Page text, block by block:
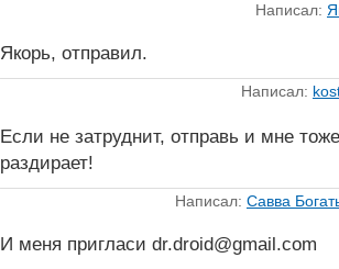
Написал:
Якорь, отправил.
Написал:
Если не затруднит, отправь и мне
раздирает!
Написал: Савва
И меня пригласи dr.droid@gmail.com